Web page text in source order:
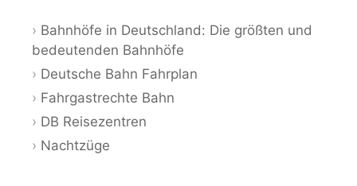
Bahnhöfe in Deutschland: Die größten und
bedeutenden Bahnhöfe
Deutsche Bahn Fahrplan
Fahrgastrechte Bahn
DB Reisezentren
Nachtzüge